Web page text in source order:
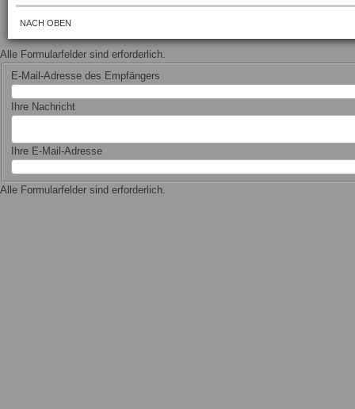
NACH OBEN
Alle Formularfelder sind erforderlich.
E-Mail-Adresse des Empfängers
Ihre Nachricht
Ihre E-Mail-Adresse
Alle Formularfelder sind erforderlich.